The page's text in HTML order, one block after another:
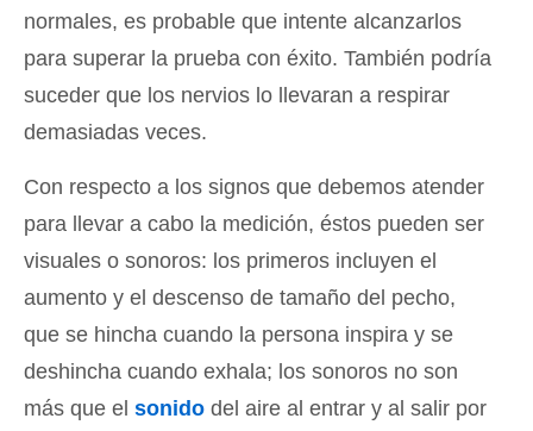
normales, es probable que intente alcanzarlos
para superar la prueba con éxito. También podría
suceder que los nervios lo llevaran a respirar
demasiadas veces.
Con respecto a los signos que debemos atender
para llevar a cabo la medición, éstos pueden ser
visuales o sonoros: los primeros incluyen el
aumento y el descenso de tamaño del pecho,
que se hincha cuando la persona inspira y se
deshincha cuando exhala; los sonoros no son
más que el sonido del aire al entrar y al salir por